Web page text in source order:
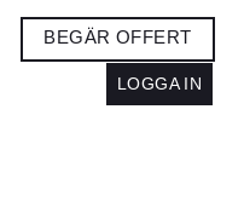
BEGÄR OFFERT
LOGGA IN